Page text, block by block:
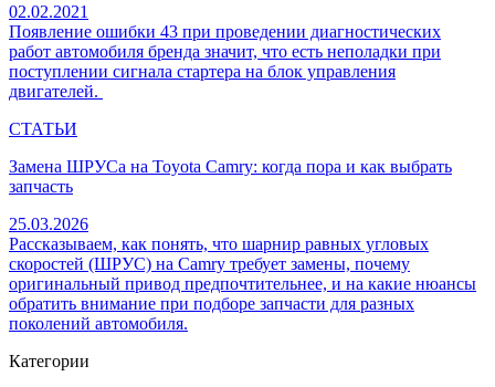
02.02.2021
Появление ошибки 43 при проведении диагностических
работ автомобиля бренда значит, что есть неполадки при
поступлении сигнала стартера на блок управления
двигателей.
СТАТЬИ
Замена ШРУСа на Toyota Camry: когда пора и как выбрать
запчасть
25.03.2026
Рассказываем, как понять, что шарнир равных угловых
скоростей (ШРУС) на Camry требует замены, почему
оригинальный привод предпочтительнее, и на какие нюансы
обратить внимание при подборе запчасти для разных
поколений автомобиля.
Категории